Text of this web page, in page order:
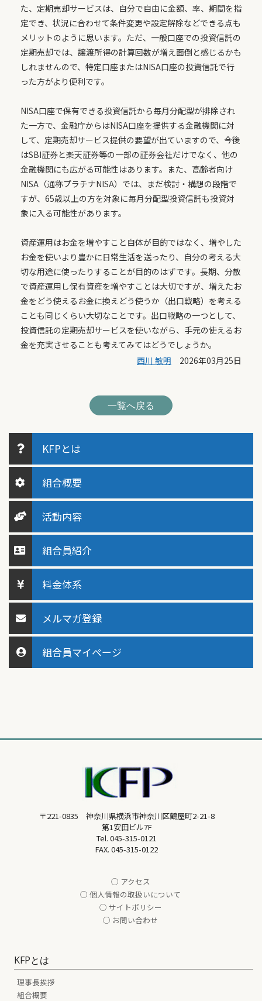
た、定期売却サービスは、自分で自由に金額、率、期間を指
定でき、状況に合わせて条件変更や設定解除などできる点も
メリットのように思います。ただ、一般口座での投資信託の
定期売却では、譲渡所得の計算回数が増え面倒と感じるかも
しれませんので、特定口座またはNISA口座の投資信託で行
った方がより便利です。
NISA口座で保有できる投資信託から毎月分配型が排除され
た一方で、金融庁からはNISA口座を提供する金融機関に対
して、定期売却サービス提供の要望が出ていますので、今後
はSBI証券と楽天証券等の一部の証券会社だけでなく、他の
金融機関にも広がる可能性はあります。また、高齢者向け
NISA（通称プラチナNISA）では、まだ検討・構想の段階で
すが、65歳以上の方を対象に毎月分配型投資信託も投資対
象に入る可能性があります。
資産運用はお金を増やすこと自体が目的ではなく、増やした
お金を使いより豊かに日常生活を送ったり、自分の考える大
切な用途に使ったりすることが目的のはずです。長期、分散
で資産運用し保有資産を増やすことは大切ですが、増えたお
金をどう使えるお金に換えどう使うか（出口戦略）を考える
ことも同じくらい大切なことです。出口戦略の一つとして、
投資信託の定期売却サービスを使いながら、手元の使えるお
金を充実させることも考えてみてはどうでしょうか。
西川 敏明 2026年03月25日
一覧へ戻る
KFPとは
組合概要
活動内容
組合員紹介
料金体系
メルマガ登録
組合員マイページ
〒221-0835 神奈川県横浜市神奈川区鶴屋町2-21-8
第1安田ビル7F
Tel. 045-315-0121
FAX. 045-315-0122
○ アクセス
○ 個人情報の取扱いについて
○ サイトポリシー
○ お問い合わせ
KFPとは
理事長挨拶
組合概要